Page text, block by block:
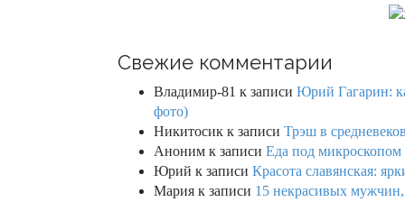
Свежие комментарии
Владимир-81 к записи Юрий Гагарин:
фото)
Никитосик к записи Трэш в
Аноним к записи Еда под микроскопом
Юрий к записи Красота славянская:
Мария к записи 15 некрасивых